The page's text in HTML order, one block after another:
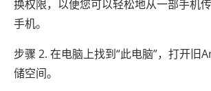
换权限，以便您可以轻松地从一部手机
手机。
步骤 2. 在电脑上找到“此电脑”，打开旧
储空间。